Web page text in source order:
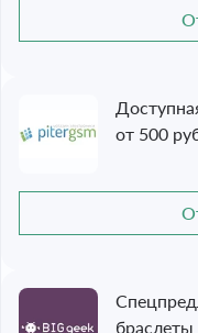
от 500
браслеты